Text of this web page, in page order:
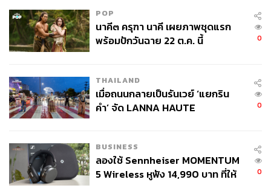
POP
นาคี๓ ครุฑา นาคี เผยภาพชุดแรก
พร้อมปักวันฉาย 22 ต.ค. นี้
0
THAILAND
เมื่อถนนกลายเป็นรันเวย์ ‘แยกริน
คำ’ จัด LANNA HAUTE
0
BUSINESS
ลองใช้ Sennheiser MOMENTUM
5 Wireless หูฟัง 14,990 บาท ที่ให้
0